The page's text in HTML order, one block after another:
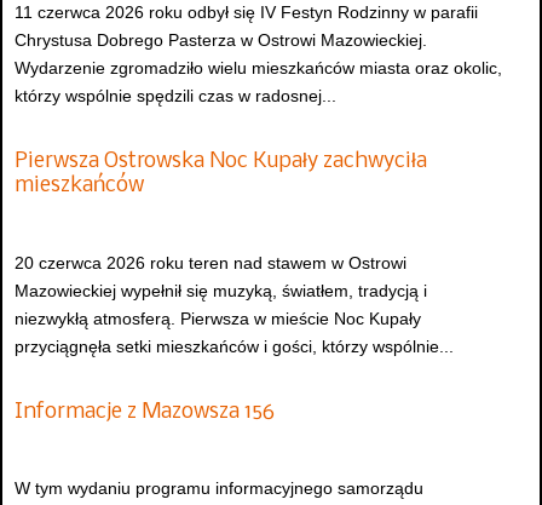
11 czerwca 2026 roku odbył się IV Festyn Rodzinny w parafii
Chrystusa Dobrego Pasterza w Ostrowi Mazowieckiej.
Wydarzenie zgromadziło wielu mieszkańców miasta oraz okolic,
którzy wspólnie spędzili czas w radosnej...
Pierwsza Ostrowska Noc Kupały zachwyciła
mieszkańców
20 czerwca 2026 roku teren nad stawem w Ostrowi
Mazowieckiej wypełnił się muzyką, światłem, tradycją i
niezwykłą atmosferą. Pierwsza w mieście Noc Kupały
przyciągnęła setki mieszkańców i gości, którzy wspólnie...
Informacje z Mazowsza 156
W tym wydaniu programu informacyjnego samorządu